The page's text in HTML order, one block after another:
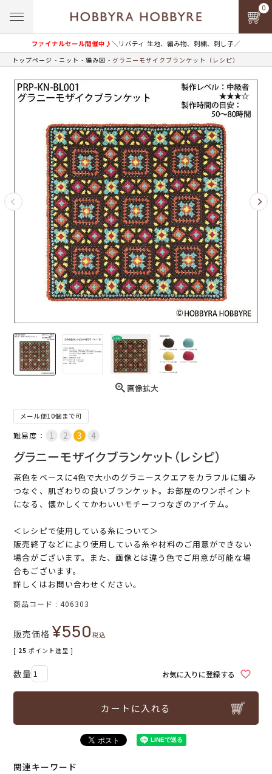
ファイナルセール開催中♪＼リバティ 生地、編み物、刺繍、刺し子／
0
トップページ ニット 編み図 グラニーモザイクブランケット（レシピ）
画像拡大
メール便10個まで可
難易度：
グラニーモザイクブランケット（レシピ）
茶色をベースに4色で大小のグラニースクエアをカラフルに編み
つなぐ、肌ざわりの良いブランケット。お部屋のワンポイント
になる、懐かしくてかわいいモチーフつなぎのアイテム。
＜レシピで使用している糸について＞
販売終了などにより使用している糸や材料のご用意ができない
場合がございます。また、画像とは違う色でご用意が可能な場
合もございます。
詳しくはお問い合わせください。
商品コード 406303
販売価格 ¥550税込
[ 25 ポイント進呈 ]
お気に入りに登録する
カートに入れる
関連キーワード